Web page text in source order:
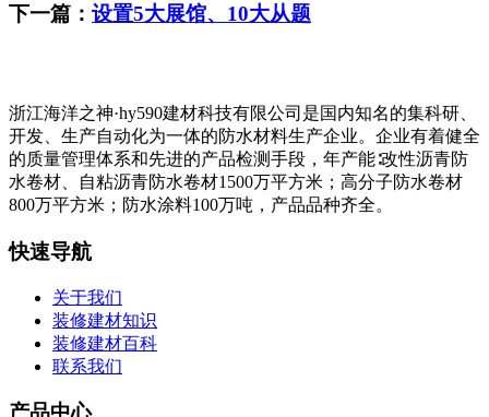
下一篇： 设置5大展馆、10大从题
浙江海洋之神·hy590建材科技有限公司是国内知名的集科研、
开发、生产自动化为一体的防水材料生产企业。企业有着健全
的质量管理体系和先进的产品检测手段，年产能∶改性沥青防
水卷材、自粘沥青防水卷材1500万平方米；高分子防水卷材
800万平方米；防水涂料100万吨，产品品种齐全。
快速导航
关于我们
装修建材知识
装修建材百科
联系我们